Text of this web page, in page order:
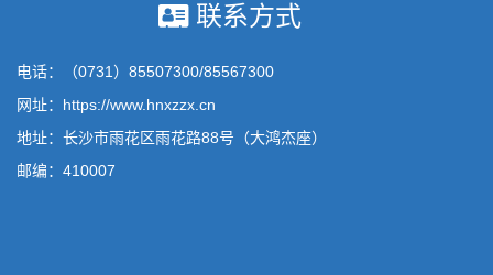
联系方式
电话：（0731）85507300/85567300
网址：https://www.hnxzzx.cn
地址：长沙市雨花区雨花路88号（大鸿杰座）
邮编：410007